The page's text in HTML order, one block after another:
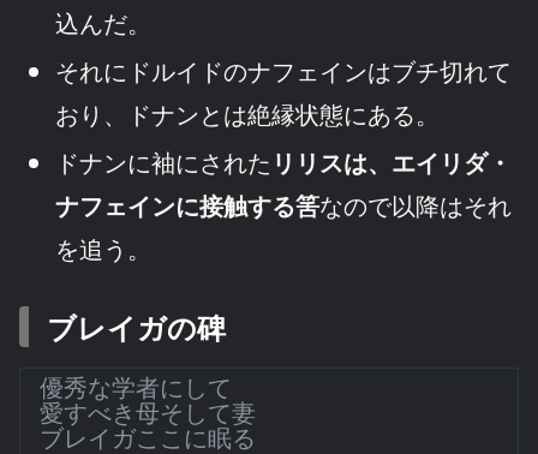
込んだ。
それにドルイドのナフェインはブチ切れて
おり、ドナンとは絶縁状態にある。
ドナンに袖にされた リリスは、エイリダ・
ナフェインに接触する筈なので以降はそれ
を追う。
ブレイガの碑
優秀な学者にして
愛すべき母そして妻
ブレイガここに眠る